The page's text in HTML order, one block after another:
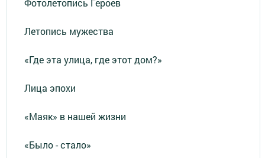
Фотолетопись Героев
Летопись мужества
«Где эта улица, где этот дом?»
Лица эпохи
«Маяк» в нашей жизни
«Было - стало»